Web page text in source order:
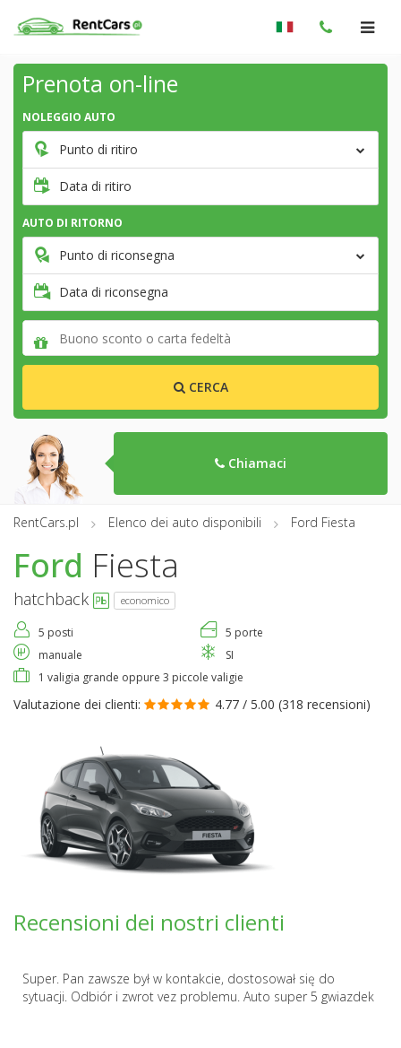
Prenota on-line
NOLEGGIO AUTO
Punto di ritiro
Data di ritiro
AUTO DI RITORNO
Punto di riconsegna
Data di riconsegna
CERCA
Chiamaci
RentCars.pl Elenco dei auto disponibili Ford Fiesta
Ford Fiesta
hatchback economico
5 posti
5 porte
manuale
SI
1 valigia grande oppure 3 piccole valigie
Valutazione dei clienti: 4.77 / 5.00 (318 recensioni)
Recensioni dei nostri clienti
Super. Pan zawsze był w kontakcie, dostosował się do
sytuacji. Odbiór i zwrot vez problemu. Auto super 5 gwiazdek